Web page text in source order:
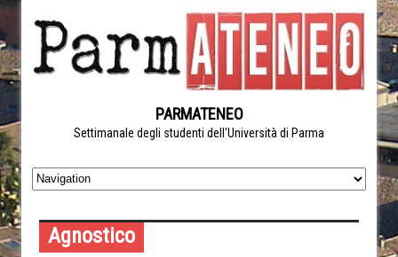
PARMATENEO
Settimanale degli studenti dell'Università di Parma
Agnostico